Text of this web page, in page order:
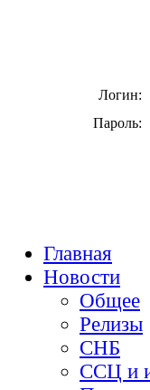
Логин:
Пароль:
Главная
Новости
Общее
Релизы
СНБ
ССЦ и